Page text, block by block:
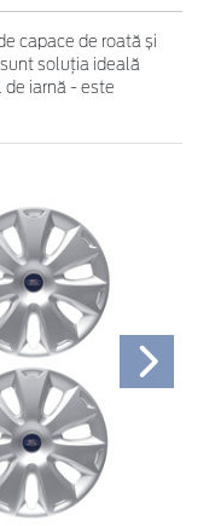
capace de roată și
soluția ideală
de iarnă - este